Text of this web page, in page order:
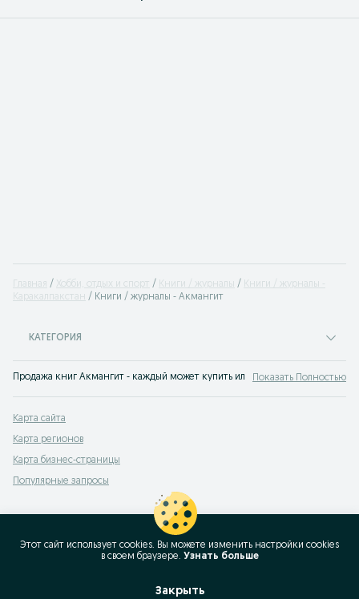
Главная Хобби, отдых и спорт Книги / журналы
Книги / журналы -
Каракалпакстан
Книги / журналы - Акмангит
КАТЕГОРИЯ
Продажа книг Акмангит - каждый может купить или продать бу книгу по
Показать Полностью
Карта сайта
Карта регионов
Карта бизнес-страницы
Популярные запросы
Этот сайт использует cookies. Вы можете изменить настройки cookies
в своeм браузере. Узнать больше
Закрыть